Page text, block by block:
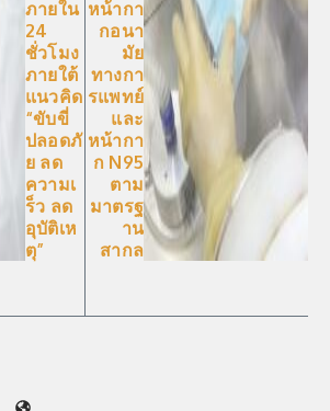
ภายใน
24
ชั่วโมง
ภายใต้
แนวคิด
“ขับขี่
ปลอดภั
ย ลด
ความเ
ร็ว ลด
อุบัติเห
ตุ”
หน้ากา
กอนา
มัย
ทางกา
รแพทย์
และ
หน้ากา
ก N95
ตาม
มาตรฐ
าน
สากล